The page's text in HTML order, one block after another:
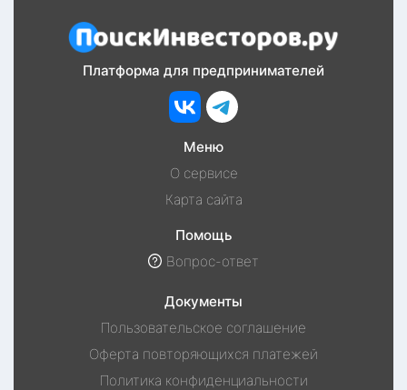
Платформа для предпринимателей
Меню
О сервисе
Карта сайта
Помощь
Вопрос-ответ
Документы
Пользовательское соглашение
Оферта повторяющихся платежей
Политика конфиденциальности